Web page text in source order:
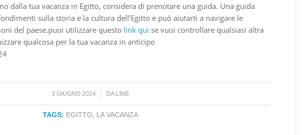
dalla tua vacanza in Egitto, considera di prenotare una guida. Una guida
sulla storia e la cultura dell’Egitto e può aiutarti a navigare le
del paese.puoi utilizzare questo link qui se vuoi controllare qualsiasi altra
qualcosa per la tua vacanza in anticipo
3 GIUGNO 2024
/ DA LINE
TAGS: EGITTO LA VACANZA